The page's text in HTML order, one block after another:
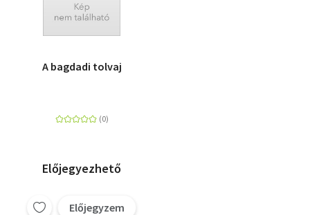
A bagdadi tolvaj
Előjegyezhető
Előjegyzem